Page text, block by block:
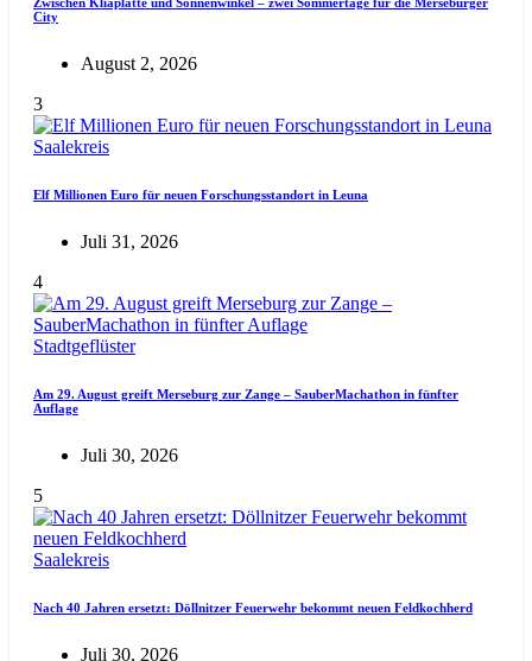
City
August 2, 2026
3
Saalekreis
Elf Millionen Euro für neuen Forschungsstandort in Leuna
Juli 31, 2026
4
Stadtgeflüster
Am 29. August greift Merseburg zur Zange – SauberMachathon in fünfter
Auflage
Juli 30, 2026
5
Saalekreis
Nach 40 Jahren ersetzt: Döllnitzer Feuerwehr bekommt neuen Feldkochherd
Juli 30, 2026